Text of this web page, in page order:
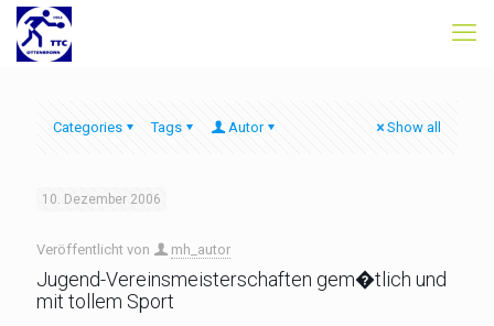
Categories Tags Autor Show all
10. Dezember 2006
Veröffentlicht von mh_autor
Jugend-Vereinsmeisterschaften gem�tlich und
mit tollem Sport